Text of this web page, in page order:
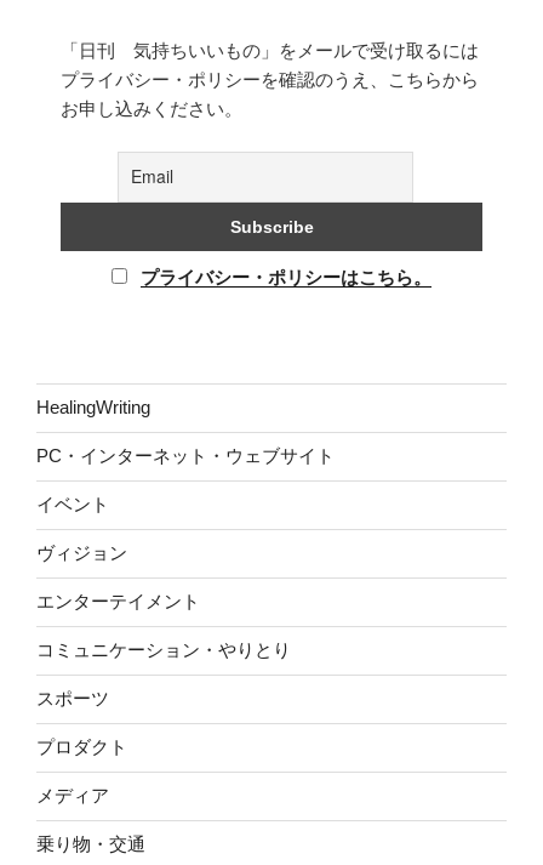
「日刊 気持ちいいもの」をメールで受け取るには
プライバシー・ポリシーを確認のうえ、こちらから
お申し込みください。
プライバシー・ポリシーはこちら。
HealingWriting
PC・インターネット・ウェブサイト
イベント
ヴィジョン
エンターテイメント
コミュニケーション・やりとり
スポーツ
プロダクト
メディア
乗り物・交通